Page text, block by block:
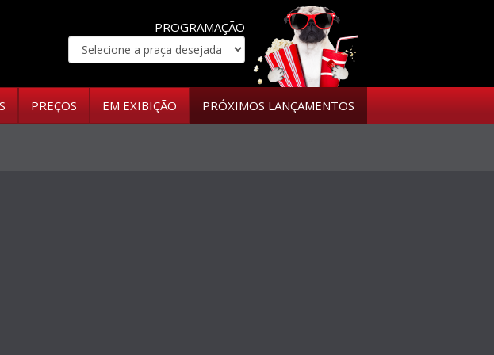
PROGRAMAÇÃO
PREÇOS EM EXIBIÇÃO PRÓXIMOS LANÇAMENTOS